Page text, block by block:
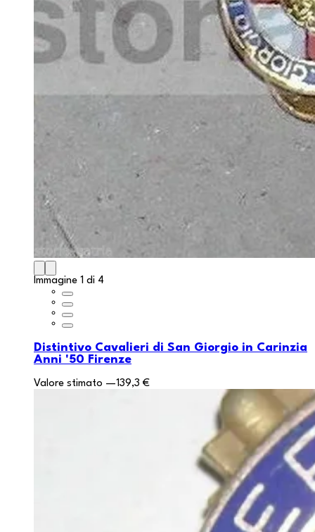
Immagine 1 di 4
Distintivo Cavalieri di San Giorgio in Carinzia
Anni '50 Firenze
Valore stimato —139,3 €